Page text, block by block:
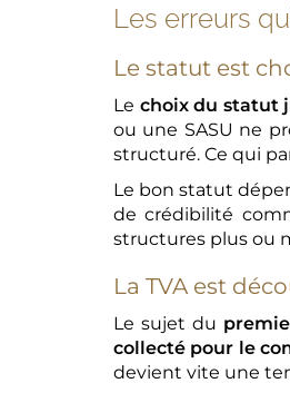
Les erreurs
Le statut est
Le choix du statut
ou une SASU ne
structuré. Ce qui
Le bon statut
de crédibilité
structures plus ou
La TVA est
Le sujet du
collecté pour le
devient vite une